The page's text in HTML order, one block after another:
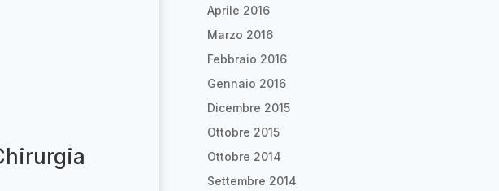
Aprile 2016
Marzo 2016
Febbraio 2016
Gennaio 2016
Dicembre 2015
Ottobre 2015
Ottobre 2014
Settembre 2014